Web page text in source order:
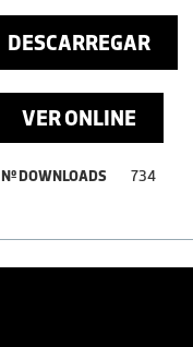
DESCARREGAR
VER ONLINE
Nº DOWNLOADS 734